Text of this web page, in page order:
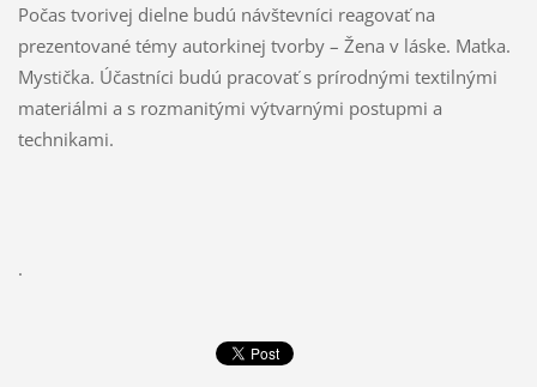
Počas tvorivej dielne budú návštevníci reagovať na
prezentované témy autorkinej tvorby – Žena v láske. Matka.
Mystička. Účastníci budú pracovať s prírodnými textilnými
materiálmi a s rozmanitými výtvarnými postupmi a
technikami.
.